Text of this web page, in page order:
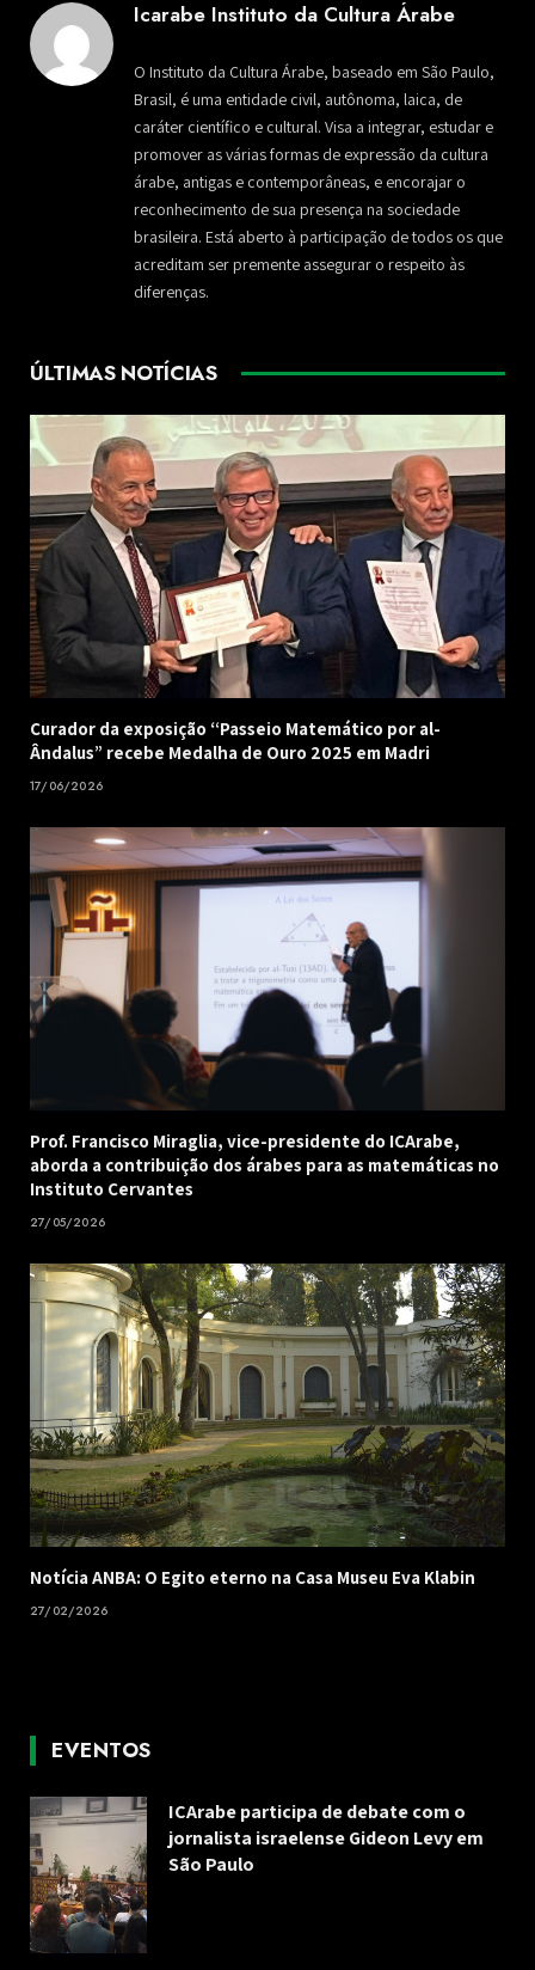
Icarabe Instituto da Cultura Árabe
O Instituto da Cultura Árabe, baseado em São Paulo,
Brasil, é uma entidade civil, autônoma, laica, de
caráter científico e cultural. Visa a integrar, estudar e
promover as várias formas de expressão da cultura
árabe, antigas e contemporâneas, e encorajar o
reconhecimento de sua presença na sociedade
brasileira. Está aberto à participação de todos os que
acreditam ser premente assegurar o respeito às
diferenças.
ÚLTIMAS NOTÍCIAS
Curador da exposição “Passeio Matemático por al-
Ândalus” recebe Medalha de Ouro 2025 em Madri
17/06/2026
Prof. Francisco Miraglia, vice-presidente do ICArabe,
aborda a contribuição dos árabes para as matemáticas no
Instituto Cervantes
27/05/2026
Notícia ANBA: O Egito eterno na Casa Museu Eva Klabin
27/02/2026
EVENTOS
ICArabe participa de debate com o
jornalista israelense Gideon Levy em
São Paulo